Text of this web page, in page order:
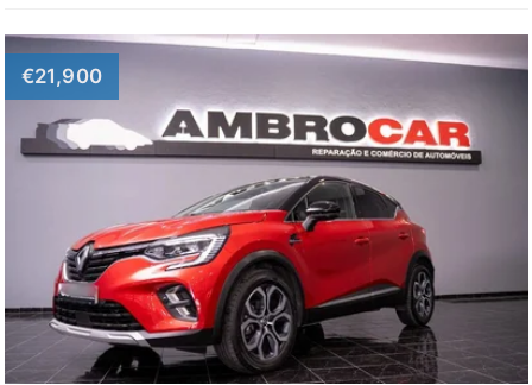
€21,900